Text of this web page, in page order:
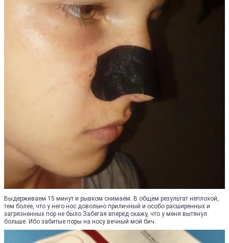
Выдерживаем 15 минут и рывком снимаем. В общем результат неплохой,
тем более, что у него нос довольно приличный и особо расширенных и
загрязненных пор не было Забегая вперёд скажу, что у меня вытянул
больше. Ибо забитые поры на носу вечный мой бич.